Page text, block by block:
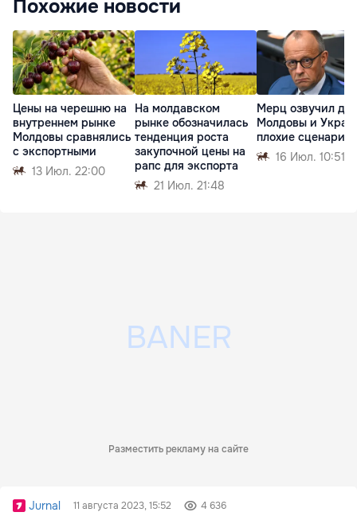
Похожие новости
Цены на черешню на
внутреннем рынке
Молдовы сравнялись
с экспортными
13 Июл. 22:00
На молдавском
рынке обозначилась
тенденция роста
закупочной цены на
рапс для экспорта
21 Июл. 21:48
Мерц озвучил для
Молдовы и
плохие сценарии
16 Июл. 10:51
Разместить рекламу на сайте
Jurnal 11 августа 2023, 15:52 4 636